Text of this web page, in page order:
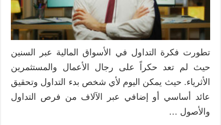
تطورت فكرة التداول في الأسواق المالية عبر السنين
حيث لم تعد حكراً على رجال الأعمال والمستثمرين
الأثرياء. حيث يمكن اليوم لأي شخص بدء التداول وتحقيق
عائد أساسي أو إضافي عبر الآلاف من فرص التداول
والأصول …